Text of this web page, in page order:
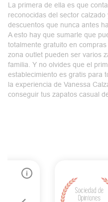
La primera de ella es que
reconocidas del sector
descuentos que nunca antes
A esto hay que sumarle que
totalmente gratuito en
zona outlet pueden ser varios
familia. Y no olvides que el
establecimiento es gratis para
la experiencia deVanessa
conseguir tus zapatos casual